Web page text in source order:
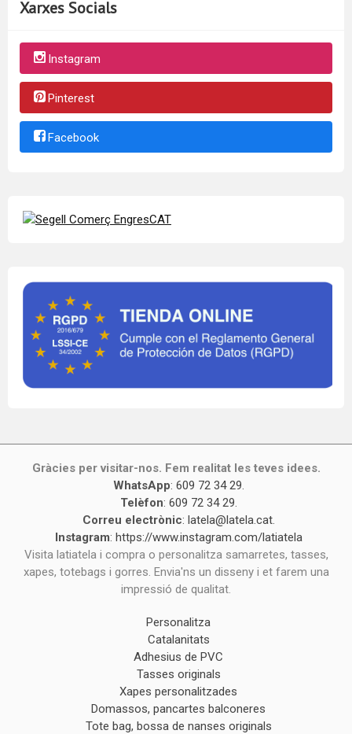
Xarxes Socials
Instagram
Pinterest
Facebook
Gràcies per visitar-nos. Fem realitat les teves idees.
WhatsApp: 609 72 34 29.
Telèfon: 609 72 34 29.
Correu electrònic: latela@latela.cat.
Instagram: https://www.instagram.com/latiatela
Visita latiatela i compra o personalitza samarretes, tasses,
xapes, totebags i gorres. Envia'ns un disseny i et farem una
impressió de qualitat.
Personalitza
Catalanitats
Adhesius de PVC
Tasses originals
Xapes personalitzades
Domassos, pancartes balconeres
Tote bag, bossa de nanses originals